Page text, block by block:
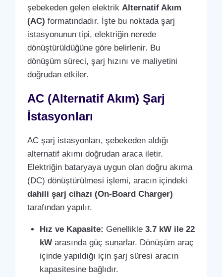
şebekeden gelen elektrik Alternatif Akım
(AC) formatındadır. İşte bu noktada şarj
istasyonunun tipi, elektriğin nerede
dönüştürüldüğüne göre belirlenir. Bu
dönüşüm süreci, şarj hızını ve maliyetini
doğrudan etkiler.
AC (Alternatif Akım) Şarj
İstasyonları
AC şarj istasyonları, şebekeden aldığı
alternatif akımı doğrudan araca iletir.
Elektriğin bataryaya uygun olan doğru akıma
(DC) dönüştürülmesi işlemi, aracın içindeki
dahili şarj cihazı (On-Board Charger)
tarafından yapılır.
Hız ve Kapasite: Genellikle3.7 kW ile 22
kW arasında güç sunarlar. Dönüşüm araç
içinde yapıldığı için şarj süresi aracın
kapasitesine bağlıdır.